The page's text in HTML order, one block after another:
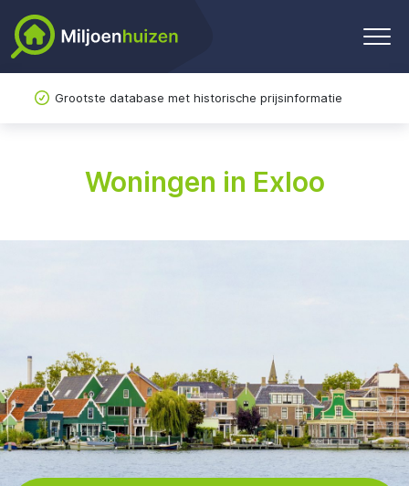
Grootste database met historische prijsinformatie
Woningen in Exloo